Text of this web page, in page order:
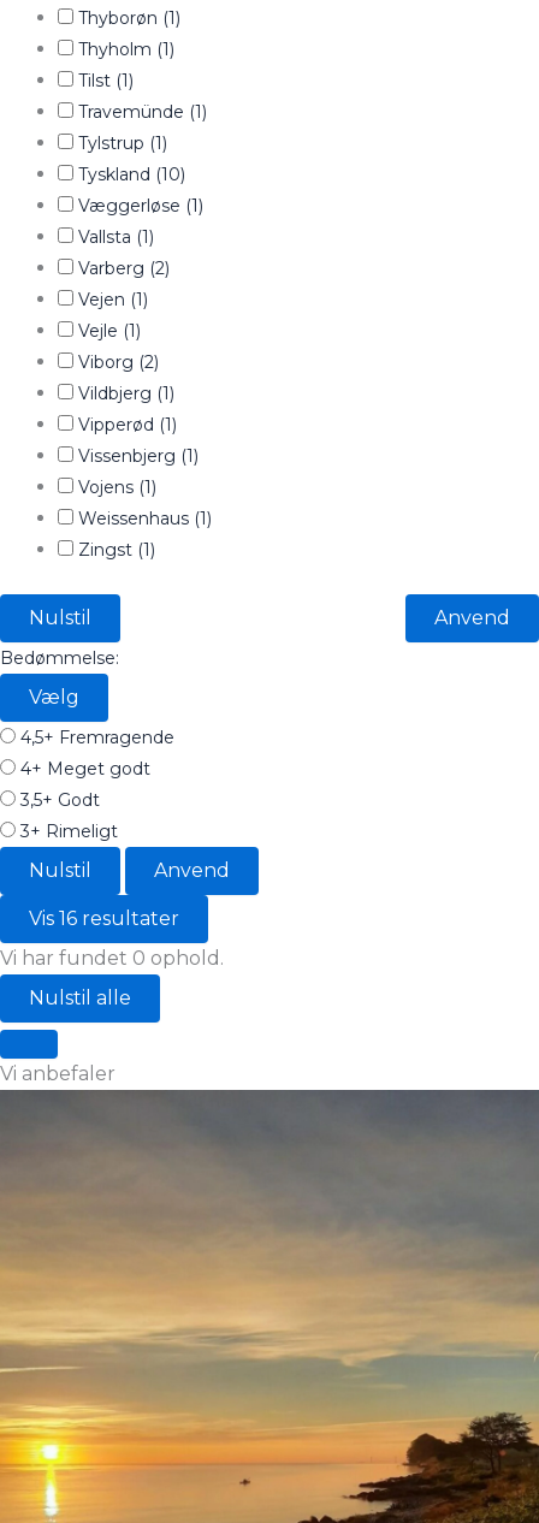
Thyborøn (1)
Thyholm (1)
Tilst (1)
Travemünde (1)
Tylstrup (1)
Tyskland (10)
Væggerløse (1)
Vallsta (1)
Varberg (2)
Vejen (1)
Vejle (1)
Viborg (2)
Vildbjerg (1)
Vipperød (1)
Vissenbjerg (1)
Vojens (1)
Weissenhaus (1)
Zingst (1)
Nulstil Anvend
Bedømmelse:
Vælg
4,5+ Fremragende
4+ Meget godt
3,5+ Godt
3+ Rimeligt
Nulstil Anvend
Vis 16 resultater
Vi har fundet 0 ophold.
Nulstil alle
Vi anbefaler